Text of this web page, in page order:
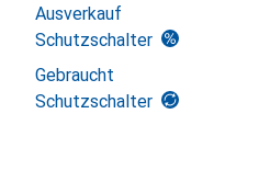
Ausverkauf
Schutzschalter
Gebraucht
Schutzschalter